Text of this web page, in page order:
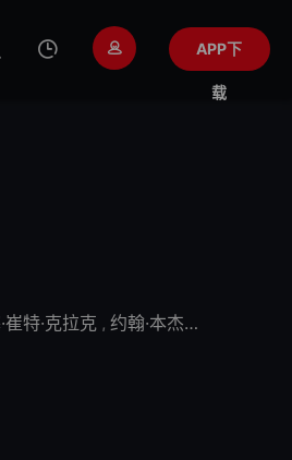
APP下
载
崔特·克拉克 , 约翰·本杰明·西基